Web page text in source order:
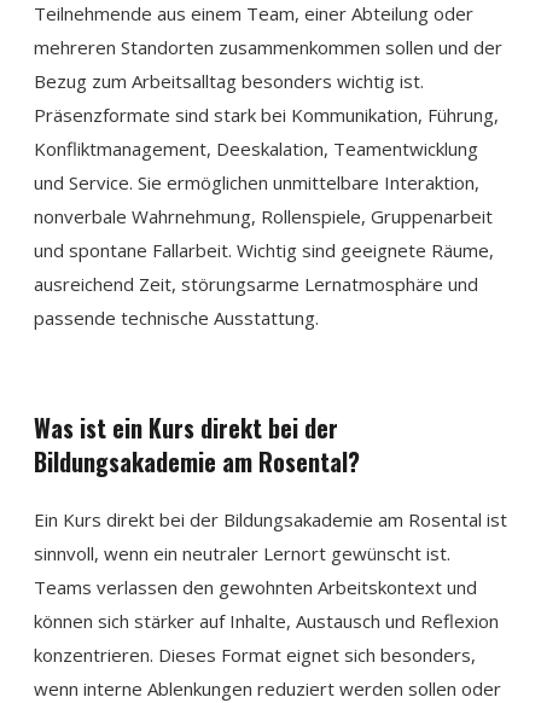
Teilnehmende aus einem Team, einer Abteilung oder
mehreren Standorten zusammenkommen sollen und der
Bezug zum Arbeitsalltag besonders wichtig ist.
Präsenzformate sind stark bei Kommunikation, Führung,
Konfliktmanagement, Deeskalation, Teamentwicklung
und Service. Sie ermöglichen unmittelbare Interaktion,
nonverbale Wahrnehmung, Rollenspiele, Gruppenarbeit
und spontane Fallarbeit. Wichtig sind geeignete Räume,
ausreichend Zeit, störungsarme Lernatmosphäre und
passende technische Ausstattung.
Was ist ein Kurs direkt bei der
Bildungsakademie am Rosental?
Ein Kurs direkt bei der Bildungsakademie am Rosental ist
sinnvoll, wenn ein neutraler Lernort gewünscht ist.
Teams verlassen den gewohnten Arbeitskontext und
können sich stärker auf Inhalte, Austausch und Reflexion
konzentrieren. Dieses Format eignet sich besonders,
wenn interne Ablenkungen reduziert werden sollen oder